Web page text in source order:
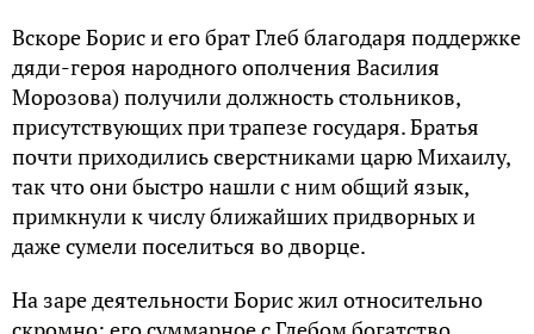
Вскоре Борис и его брат Глеб благодаря поддержке
дяди-героя народного ополчения Василия
Морозова) получили должность стольников,
присутствующих при трапезе государя. Братья
почти приходились сверстниками царю Михаилу,
так что они быстро нашли с ним общий язык,
примкнули к числу ближайших придворных и
даже сумели поселиться во дворце.
На заре деятельности Борис жил относительно